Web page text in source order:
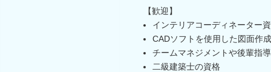
【歓迎】
インテリアコーディネーター
CADソフトを使用した図面作
チームマネジメントや後輩指
二級建築士の資格